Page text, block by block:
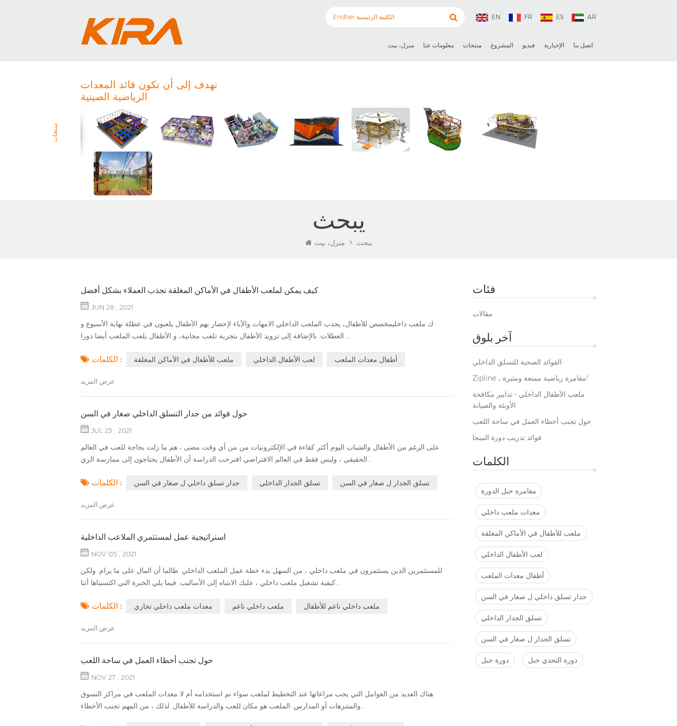
EN FR ES AR
منزل، بيت معلومات عنا منتجات المشروع فيديو الإخبارية اتصل بنا
تهدف إلى أن تكون قائد المعدات
الرياضية الصينية
منتجات
يبحث
منزل، بيت يبحث
فئات
مقالات
آخر بلوق
الفوائد الصحية للتسلق الداخلي
Zipline ، مغامرة رياضية ممتعة ومثيرة!
ملعب الأطفال الداخلي - تدابير مكافحة
الأوبئة والصيانة
حول تجنب أخطاء العمل في ساحة اللعب
فوائد تدريب دورة النينجا
الكلمات
مغامرة حبل الدورة
معدات ملعب داخلي
ملعب للأطفال في الأماكن المغلقة
لعب الأطفال الداخلي
أطفال معدات الملعب
جدار تسلق داخلي ل صغار في السن
تسلق الجدار الداخلي
تسلق الجدار ل صغار في السن
دورة حبل دورة التحدي حبل
كيف يمكن لملعب الأطفال في الأماكن المغلقة تجذب العملاء بشكل أفضل
JUN 28 , 2021
ك ملعب داخليمخصص للأطفال، يجذب الملعب الداخلي الامهات والآباء لإحضار بهم الأطفال يلعبون في عطلة نهاية الأسبوع و
العطلات. بالإضافة إلى تزويد الأطفال بتجربة تلعب مجانية، و الأطفال يلعب الملعب أيضا دورا ...
الكلمات : ملعب للأطفال في الأماكن المغلقة لعب الأطفال الداخلي أطفال معدات الملعب
عرض المزيد
حول فوائد من جدار التسلق الداخلي صغار في السن
JUL 23 , 2021
على الرغم من الأطفال والشباب اليوم أكثر كفاءة في الإلكترونيات من من أي وقت مضى ، هم ما زلت بحاجة للعب في العالم
الحقيقي ، وليس فقط في العالم الافتراضي اقترحت الدراسة أن الأطفال يحتاجون إلى ممارسة الري...
الكلمات : جدار تسلق داخلي ل صغار في السن تسلق الجدار الداخلي تسلق الجدار ل صغار في السن
عرض المزيد
استراتيجية عمل لمستثمري الملاعب الداخلية
NOV 05 , 2021
للمستثمرين الذين يستثمرون في ملعب داخلي ، من السهل بدء خطة عمل الملعب الداخلي. طالما أن المال على ما يرام. ولكن
كيفية تشغيل ملعب داخلي ، عليك الانتباه إلى الأساليب. فيما يلي الخبرة التي اكتسبناها أثنا...
الكلمات : معدات ملعب داخلي تجاري ملعب داخلي ناعم ملعب داخلي ناعم للأطفال
عرض المزيد
حول تجنب أخطاء العمل في ساحة اللعب
NOV 27 , 2021
هناك العديد من العوامل التي يجب مراعاتها عند التخطيط لملعب سواء تم استخدامه أم لا معدات الملعب في مراكز التسوق
والمتنزهات أو المدارس. الملعب هو مكان للعب والدراسة للأطفال. لذلك ، من المهم تجنب الأخطاء...